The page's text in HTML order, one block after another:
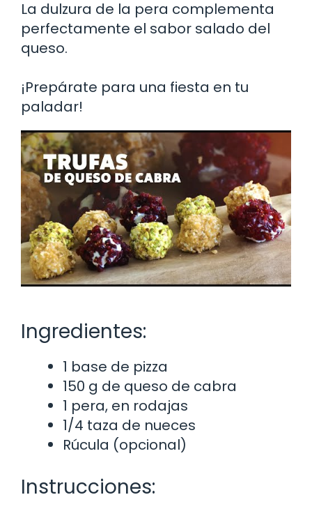
La dulzura de la pera complementa
perfectamente el sabor salado del
queso.
¡Prepárate para una fiesta en tu
paladar!
Ingredientes:
1 base de pizza
150 g de queso de cabra
1 pera, en rodajas
1/4 taza de nueces
Rúcula (opcional)
Instrucciones: